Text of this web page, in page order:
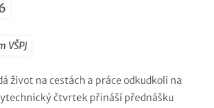
VŠPJ
život na cestách a práce odkudkoli na
čtvrtek přináší přednášku